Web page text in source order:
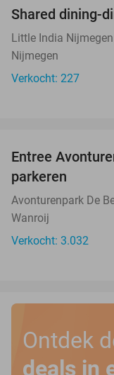
Shared dining-
Little India Nijmegen
Nijmegen
Verkocht: 227
Entree
parkeren
Avonturenpark De
Wanroij
Verkocht: 3.032
Ontdek
deals in